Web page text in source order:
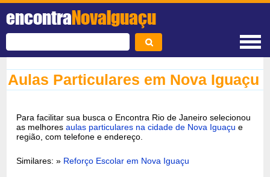
encontraNovaIguaçu
Aulas Particulares em Nova Iguaçu
Para facilitar sua busca o Encontra Rio de Janeiro selecionou
as melhoresaulas particulares na cidade de Nova Iguaçu e
região, com telefone e endereço.
Similares: » Reforço Escolar em Nova Iguaçu